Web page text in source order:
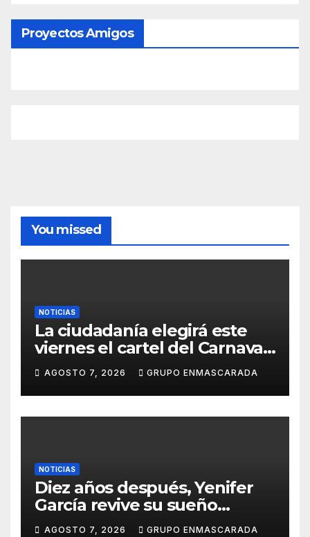
Proyectos Amigos
You missed
NOTICIAS
La ciudadanía elegirá este
viernes el cartel del Carnaval
de Las Palmas de Gran
Canaria 2027 en una gala
retransmitida por Televisión
Canaria
AGOSTO 7, 2026 GRUPO ENMASCARADA
NOTICIAS
Diez años después, Yenifer
García revive su sueño
carnavalero en el vídeo de
AGOSTO 7, 2026 GRUPO ENMASCARADA